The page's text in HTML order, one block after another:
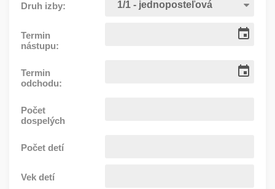
Druh izby:
Termin
nástupu:
Termin
odchodu:
Počet
dospelých
Počet detí
Vek detí